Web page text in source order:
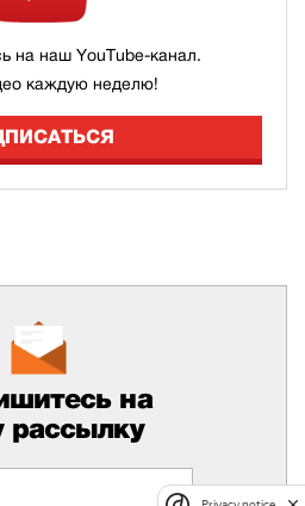
на наш YouTube-канал.
каждую неделю!
на
рассылку